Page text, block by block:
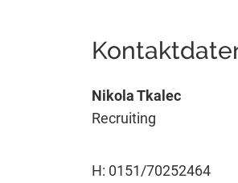
Nikola Tkalec
Recruiting
H: 0151/70252464